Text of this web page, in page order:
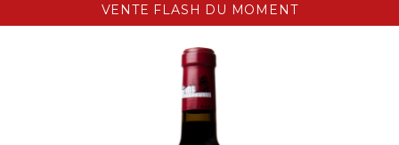
VENTE FLASH DU MOMENT